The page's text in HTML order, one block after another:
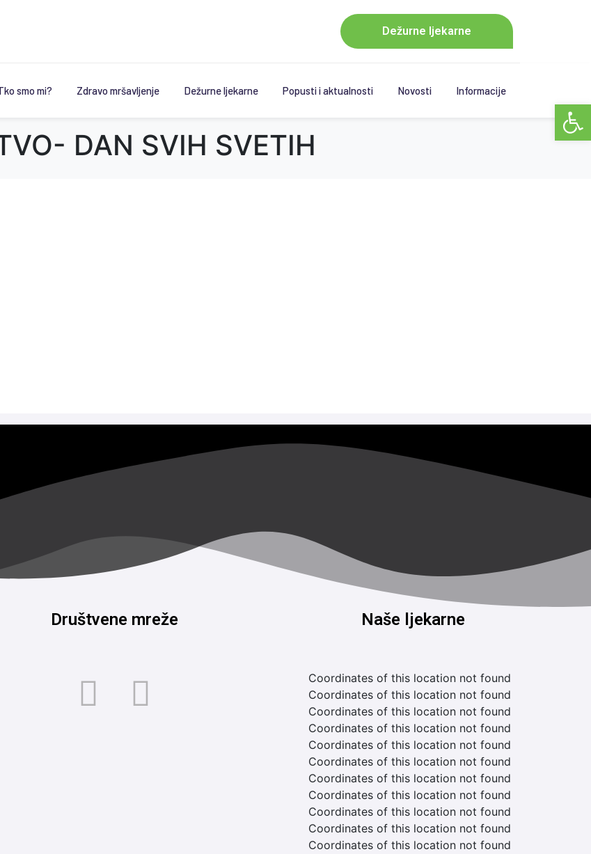
Dežurne ljekarne
smo mi? Zdravo mršavljenje Dežurne ljekarne Popusti i aktualnosti Novosti Informacije
DAN SVIH SVETIH
Društvene mreže Naše ljekarne
Coordinates of this location not found
Coordinates of this location not found
Coordinates of this location not found
Coordinates of this location not found
Coordinates of this location not found
Coordinates of this location not found
Coordinates of this location not found
Coordinates of this location not found
Coordinates of this location not found
Coordinates of this location not found
Coordinates of this location not found